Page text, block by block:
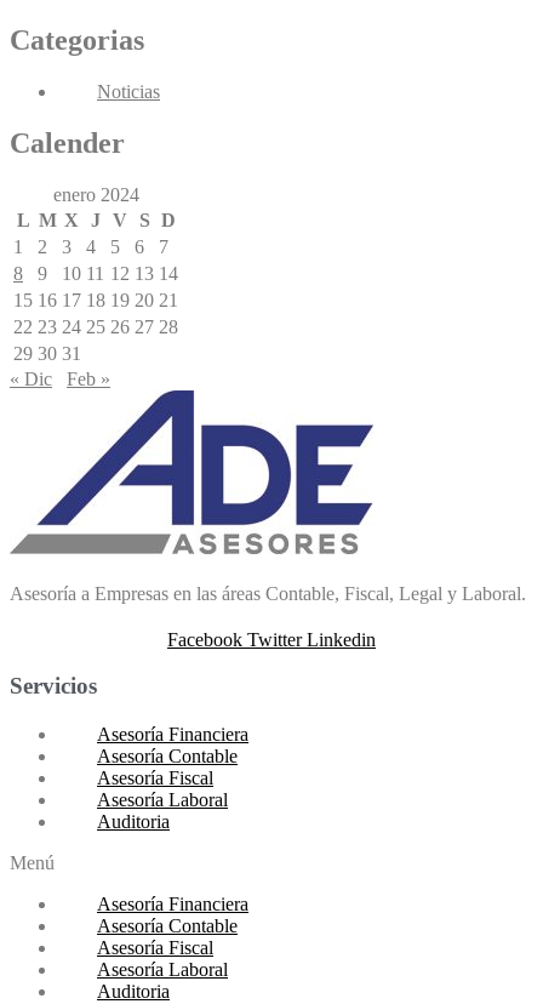
Categorias
Noticias
Calender
enero 2024
L M X J V S D
1
2 3 4 5 6
7
8
9 10 11 12 13 14
15 16 17 18 19 20 21
22 23 24 25 26 27 28
29 30 31
« Dic
Feb »
Asesoría a Empresas en las áreas Contable, Fiscal, Legal y Laboral.
Facebook Twitter Linkedin
Servicios
Asesoría Financiera
Asesoría Contable
Asesoría Fiscal
Asesoría Laboral
Auditoria
Menú
Asesoría Financiera
Asesoría Contable
Asesoría Fiscal
Asesoría Laboral
Auditoria